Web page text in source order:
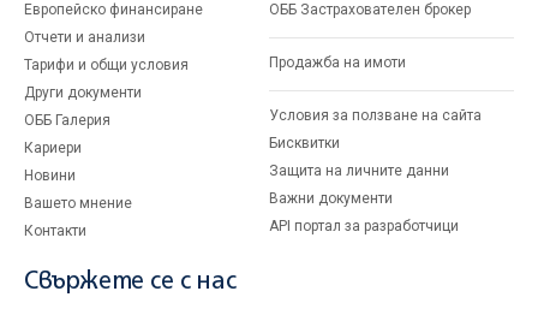
Европейско финансиране
Отчети и анализи
Тарифи и общи условия
Други документи
ОББ Галерия
Кариери
Новини
Вашето мнение
Контакти
ОББ Застрахователен брокер
Продажба на имоти
Условия за ползване на сайта
Бисквитки
Защита на личните данни
Важни документи
API портал за разработчици
Свържете се с нас